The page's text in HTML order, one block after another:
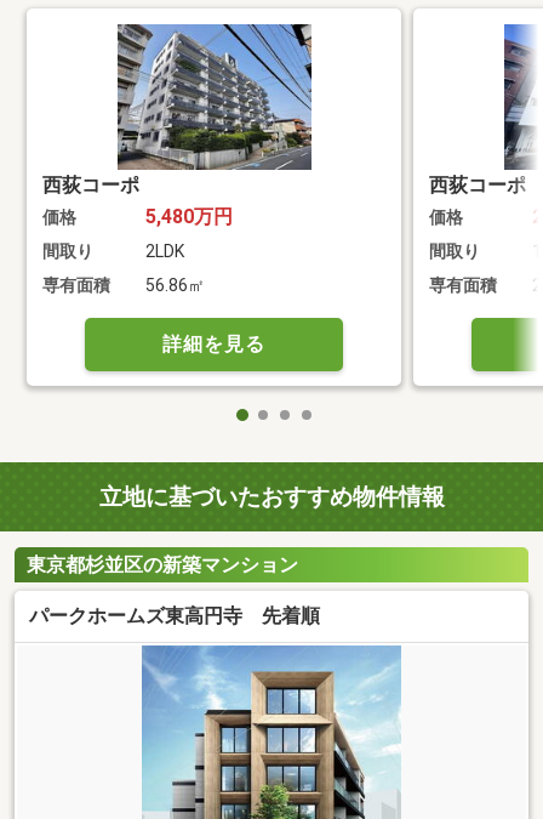
西荻コーポ
価格 5,480万円
間取り
2LDK
専有面積
56.86㎡
詳細を見る
西荻コーポ
価格
間取り
専有面積
立地に基づいたおすすめ物件情報
東京都杉並区の新築マンション
パークホームズ東高円寺 先着順